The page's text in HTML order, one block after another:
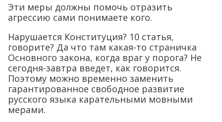
Эти меры должны помочь отразить
агрессию сами понимаете кого.
Нарушается Конституция? 10 статья,
говорите? Да что там какая-то страничка
Основного закона, когда враг у порога? Не
сегодня-завтра введет, как говорится.
Поэтому можно временно заменить
гарантированное свободное развитие
русского языка карательными мовными
мерами.